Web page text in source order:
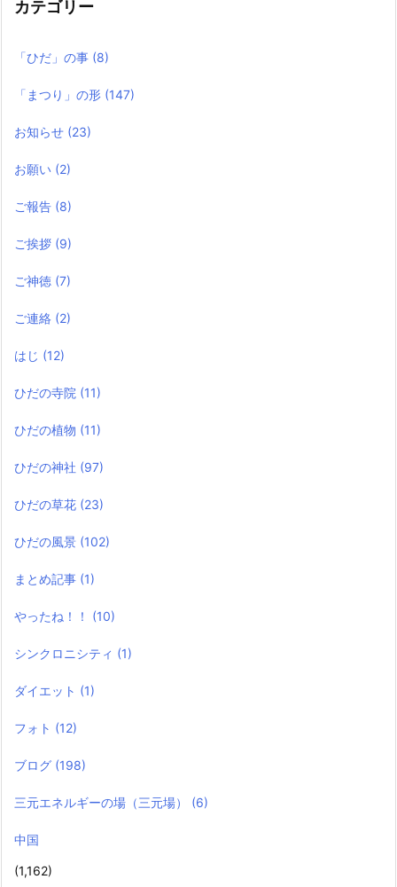
カテゴリー
「ひだ」の事 (8)
「まつり」の形 (147)
お知らせ (23)
お願い (2)
ご報告 (8)
ご挨拶 (9)
ご神徳 (7)
ご連絡 (2)
はじ (12)
ひだの寺院 (11)
ひだの植物 (11)
ひだの神社 (97)
ひだの草花 (23)
ひだの風景 (102)
まとめ記事 (1)
やったね！！ (10)
シンクロニシティ (1)
ダイエット (1)
フォト (12)
ブログ (198)
三元エネルギーの場（三元場） (6)
中国
(1,162)